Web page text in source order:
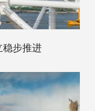
稳步推进